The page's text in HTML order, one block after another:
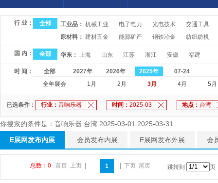
首页 国内展会 展会会刊 会
行 业： 全部 工业品： 机械工业 电子电力 光电技术
交通工具
原材料： 建材五金 能源矿产 钢铁冶金 纺织纺机
国 内： 全部 华东： 上海 山东 江苏 浙江 安徽 福建
时 间： 全部 2027年 2026年 2025年
07-24
全年展会
1月 2月 3月 4月 5月
已选条件： 行业： 音响乐器 时间： 2025-03 地点： 台湾
你搜索的条件是：音响乐器 台湾 2025-03-01 2025-03-31
E展网发布内展 会员发布内展 E展网发布外展 会
总数：0 首页 上页 1 下页 尾页 跳转到 页